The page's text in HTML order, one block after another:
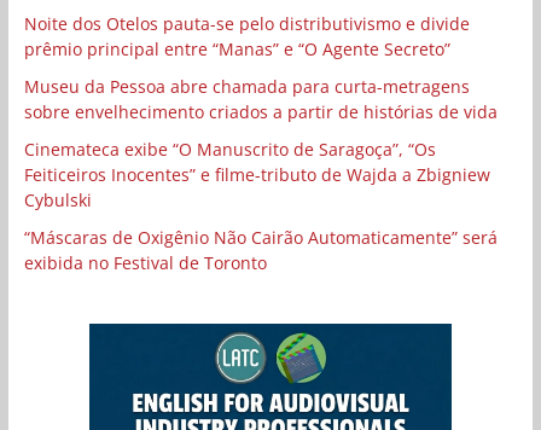
Noite dos Otelos pauta-se pelo distributivismo e divide
prêmio principal entre “Manas” e “O Agente Secreto”
Museu da Pessoa abre chamada para curta-metragens
sobre envelhecimento criados a partir de histórias de vida
Cinemateca exibe “O Manuscrito de Saragoça”, “Os
Feiticeiros Inocentes” e filme-tributo de Wajda a Zbigniew
Cybulski
“Máscaras de Oxigênio Não Cairão Automaticamente” será
exibida no Festival de Toronto